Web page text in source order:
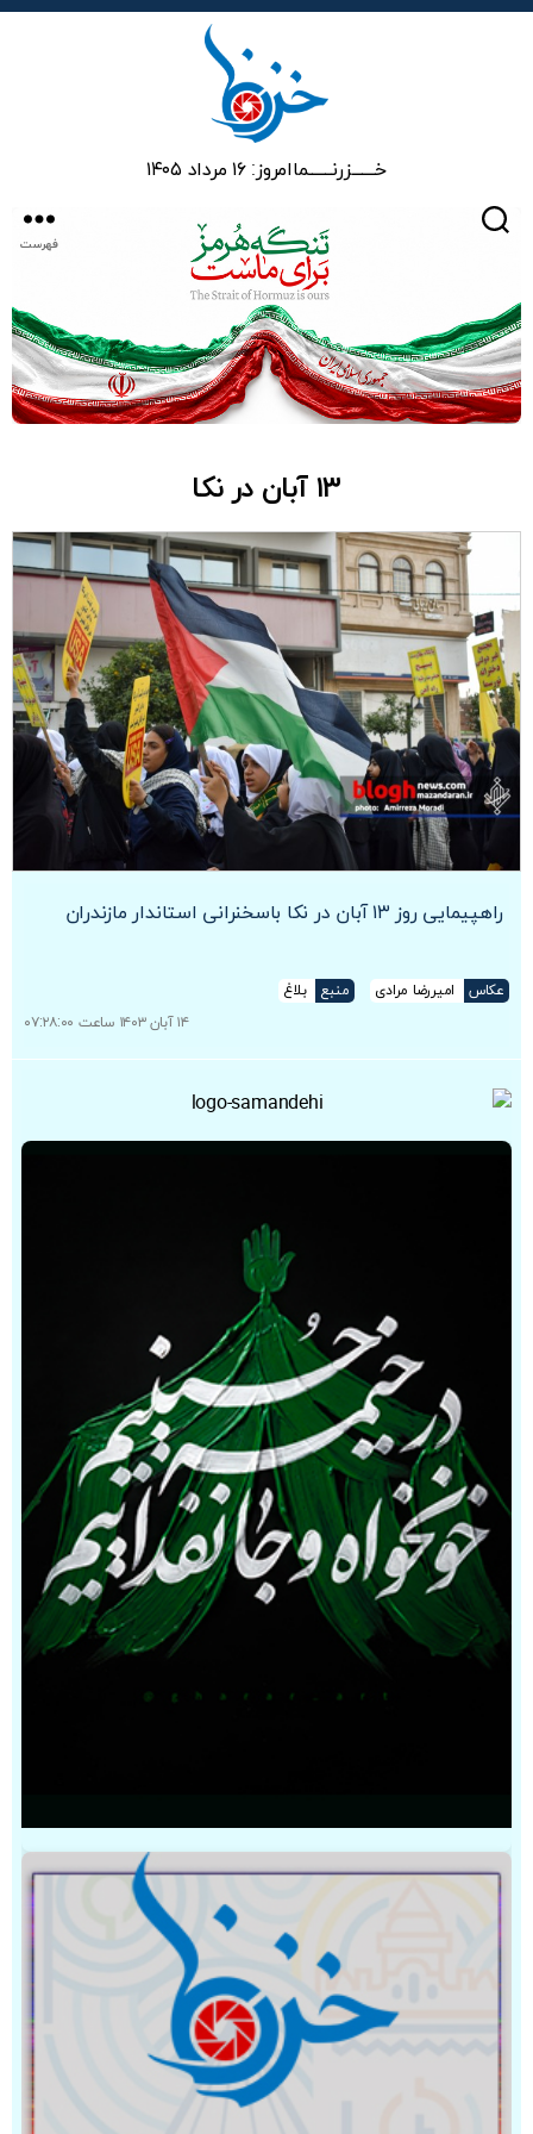
خـــــــزرنـــــــماامروز: ۱۶ مرداد ۱۴۰۵
فهرست
۱۳ آبان در نکا
راهپیمایی روز ۱۳ آبان در نکا باسخنرانی استاندار مازندران
عکاس امیررضا مرادی منبع
بلاغ
۱۴ آبان ۱۴۰۳ ساعت ۰۷:۲۸:۰۰